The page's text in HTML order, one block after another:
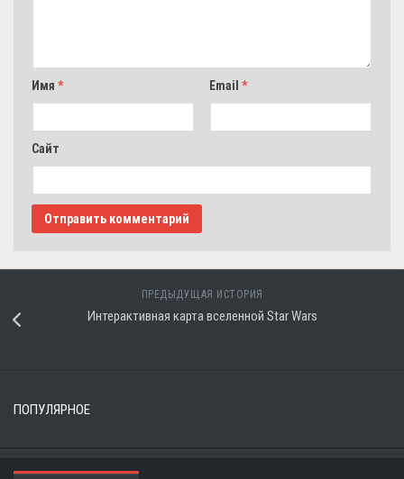
Имя * Email *
Сайт
ПРЕДЫДУЩАЯ ИСТОРИЯ
Интерактивная карта вселенной Star Wars
ПОПУЛЯРНОЕ